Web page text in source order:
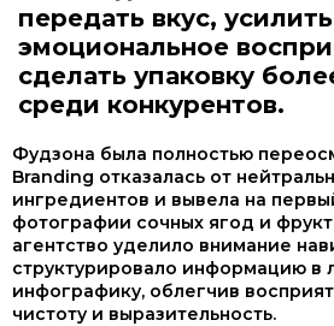
передать вкус, усилить
эмоциональное
сделать упаковку
среди конкурентов.
Фудзона была полностью
Branding отказалась от
ингредиентов и вывела на
фотографии сочных ягод и
агентство уделило внимание
структурировало информацию в
инфографику, облегчив
чистоту и выразительность.